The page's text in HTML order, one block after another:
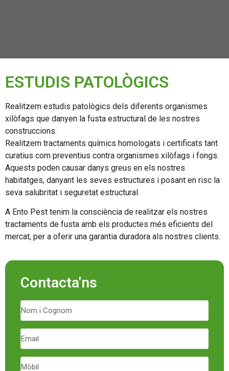
ESTUDIS PATOLÒGICS
Realitzem estudis patològics dels diferents organismes
xilòfags que danyen la fusta estructural de les nostres
construccions.
Realitzem tractaments químics homologats i certificats tant
curatius com preventius contra organismes xilòfags i fongs.
Aquests poden causar danys greus en els nostres
habitatges, danyant les seves estructures i posant en risc la
seva salubritat i seguretat estructural.
A Ento Pest tenim la consciència de realitzar els nostres
tractaments de fusta amb els productes més eficients del
mercat, per a oferir una garantia duradora als nostres clients.
Contacta'ns